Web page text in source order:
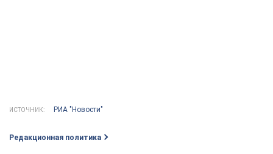
ИСТОЧНИК: РИА "Новости"
Редакционная политика